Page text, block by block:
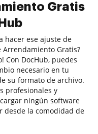
Gratis
hacer ese ajuste de
Gratis?
Con DocHub, puedes
necesario en tu
su formato de archivo.
profesionales y
ningún software
desde la comodidad de